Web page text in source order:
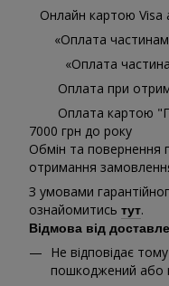
Онлайн картою Visa
«Оплата
«Оплата
Оплата при
Оплата картою
7000 грн до року
Обмін та повернення
отримання
З умовами
ознайомитись тут.
Відмова від
Не відповідає
пошкоджений або